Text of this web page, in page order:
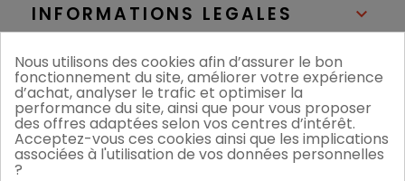
INFORMATIONS LEGALES 
NOS BOUTIQUES 
Nous utilisons des cookies afin d’assurer le bon
fonctionnement du site, améliorer votre expérience
d’achat, analyser le trafic et optimiser la
performance du site, ainsi que pour vous proposer
des offres adaptées selon vos centres d’intérêt.
Acceptez-vous ces cookies ainsi que les implications
associées à l'utilisation de vos données personnelles
?